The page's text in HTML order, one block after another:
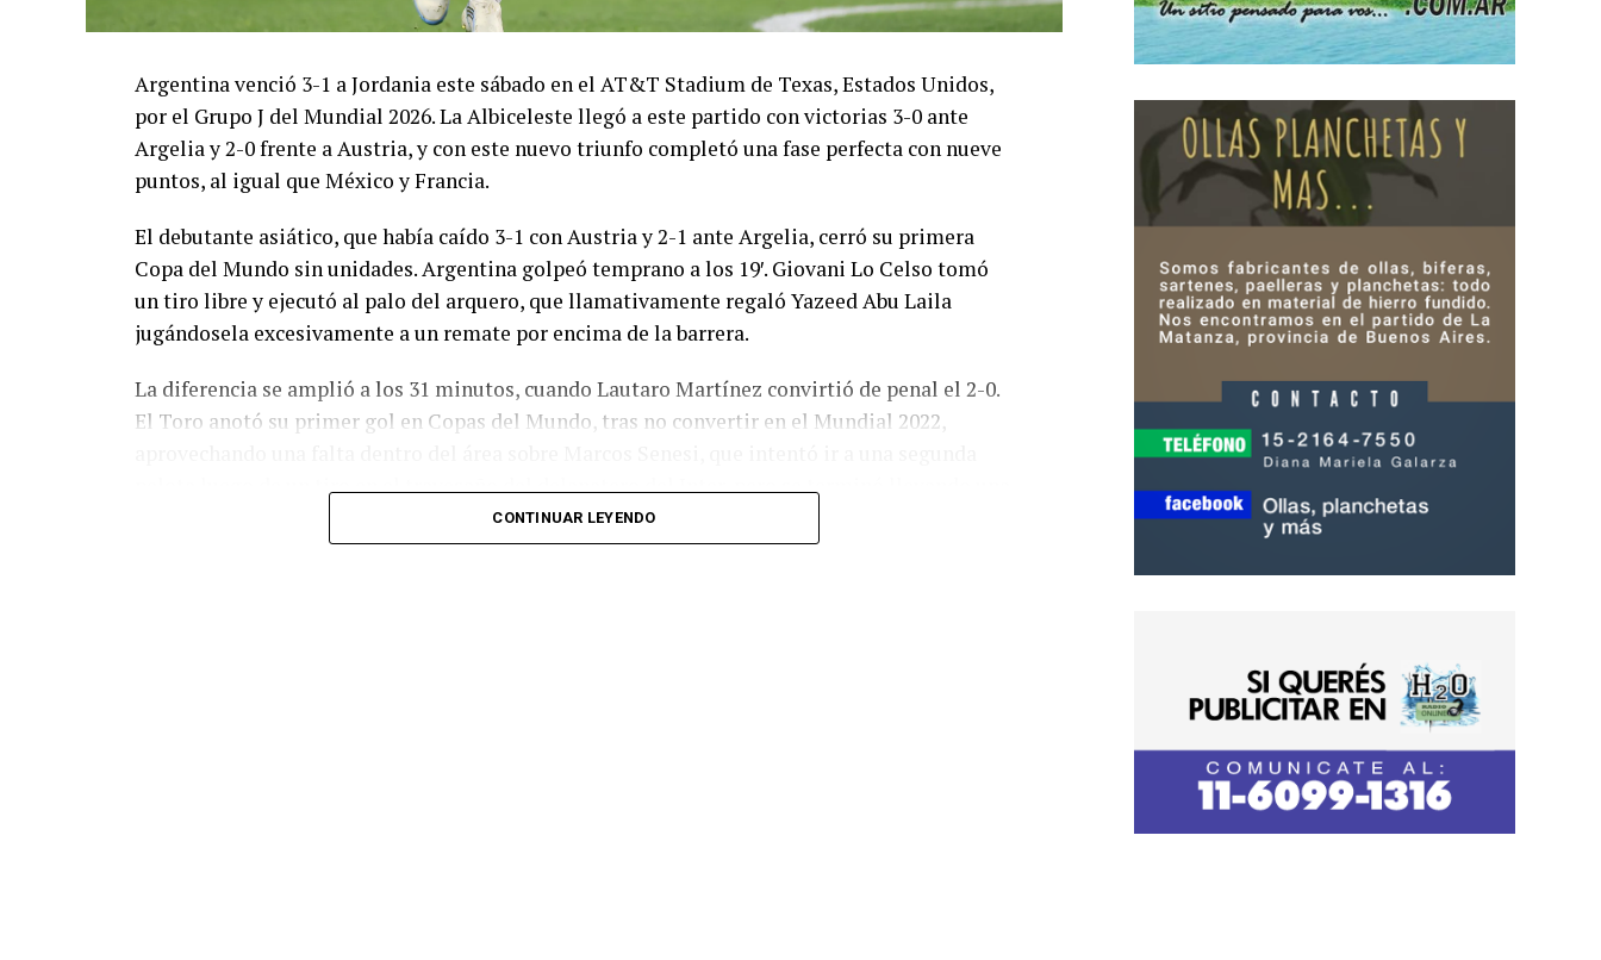
Argentina venció 3-1 a Jordania este sábado en el AT&T Stadium de Texas, Estados Unidos,
por el Grupo J del Mundial 2026. La Albiceleste llegó a este partido con victorias 3-0 ante
Argelia y 2-0 frente a Austria, y con este nuevo triunfo completó una fase perfecta con nueve
puntos, al igual que México y Francia.
El debutante asiático, que había caído 3-1 con Austria y 2-1 ante Argelia, cerró su primera
Copa del Mundo sin unidades. Argentina golpeó temprano a los 19′. Giovani Lo Celso tomó
un tiro libre y ejecutó al palo del arquero, que llamativamente regaló Yazeed Abu Laila
jugándosela excesivamente a un remate por encima de la barrera.
La diferencia se amplió a los 31 minutos, cuando Lautaro Martínez convirtió de penal el 2-0.
El Toro anotó su primer gol en Copas del Mundo, tras no convertir en el Mundial 2022,
pelota luego de un tiro en el travesaño del delanatero del Inter, pero se terminó llevando una
CONTINUAR LEYENDO